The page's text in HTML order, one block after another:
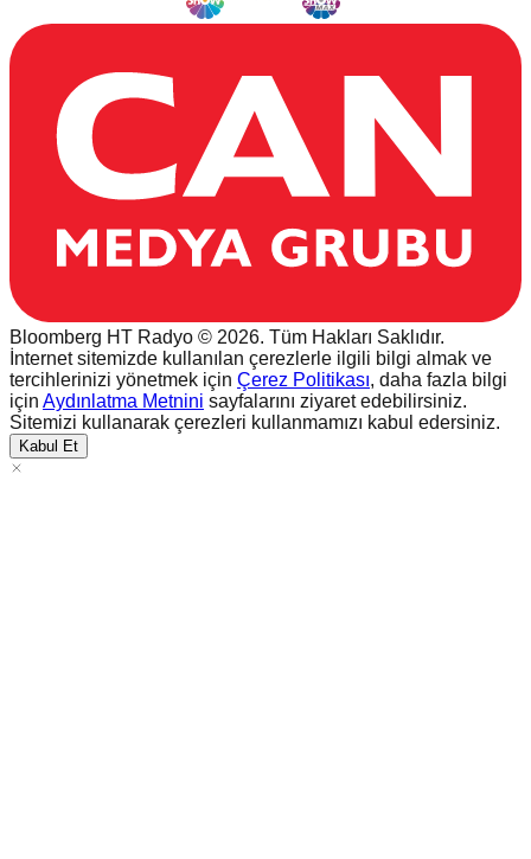
Bloomberg HT Radyo © 2026. Tüm Hakları Saklıdır.
İnternet sitemizde kullanılan çerezlerle ilgili bilgi almak ve
tercihlerinizi yönetmek için Çerez Politikası, daha fazla bilgi
için Aydınlatma Metnini sayfalarını ziyaret edebilirsiniz.
Sitemizi kullanarak çerezleri kullanmamızı kabul edersiniz.
Kabul Et